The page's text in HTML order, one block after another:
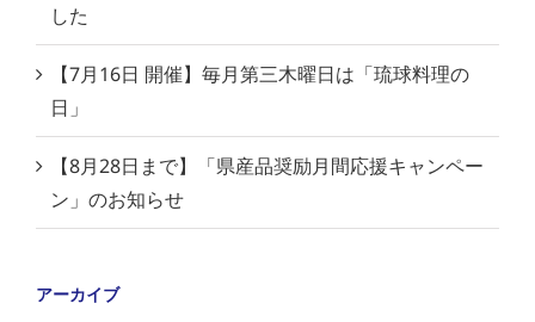
した
【7月16日 開催】毎月第三木曜日は「琉球料理の
日」
【8月28日まで】「県産品奨励月間応援キャンペー
ン」のお知らせ
アーカイブ